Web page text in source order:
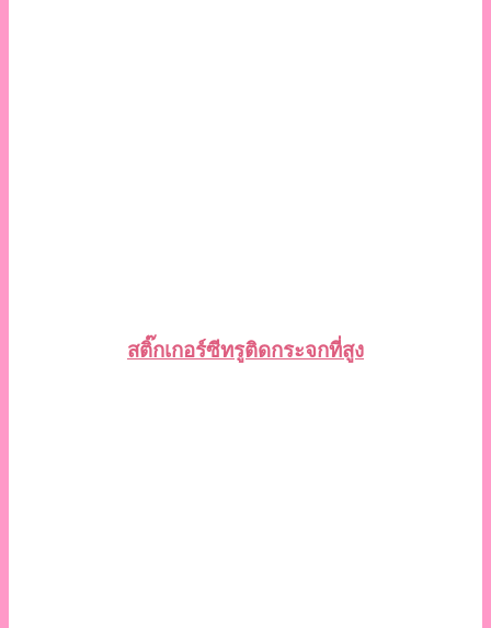
สติ๊กเกอร์ซีทรูติดกระจกที่สูง